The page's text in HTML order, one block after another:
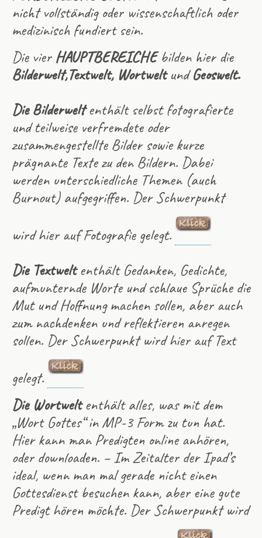
nicht vollständig oder wissenschaftlich oder
medizinisch fundiert sein.
Die vier HAUPTBEREICHEbilden hier die
Bilderwelt,Textwelt, WortweltundGeoswelt.
Die Bilderweltenthält selbst fotografierte
und teilweise verfremdete oder
zusammengestellte Bilder sowie kurze
prägnante Texte zu den Bildern. Dabei
werden unterschiedliche Themen (auch
Burnout) aufgegriffen. Der Schwerpunkt
wird hier auf Fotografie gelegt.
Die Textweltenthält Gedanken, Gedichte,
aufmunternde Worte und schlaue Sprüche die
Mut und Hoffnung machen sollen, aber auch
zum nachdenken und reflektieren anregen
sollen. Der Schwerpunkt wird hier auf Text
gelegt.
Die Wortweltenthält alles, was mit dem
„Wort Gottes“ in MP-3 Form zu tun hat.
Hier kann man Predigten online anhören,
oder downloaden. – Im Zeitalter der Ipad’s
ideal, wenn man mal gerade nicht einen
Gottesdienst besuchen kann, aber eine gute
Predigt hören möchte. Der Schwerpunkt wird